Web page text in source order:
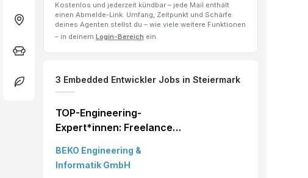
Kostenlos und jederzeit kündbar – jede Mail enthält
einen Abmelde-Link. Umfang, Zeitpunkt und Schärfe
deines Agenten stellst du – wie viele weitere Funktionen
– in deinem Login-Bereich ein.
3 Embedded Entwickler Jobs in Steiermark
TOP-Engineering-
Expert*innen: Freelancer
gesucht!
BEKO Engineering &
Informatik GmbH